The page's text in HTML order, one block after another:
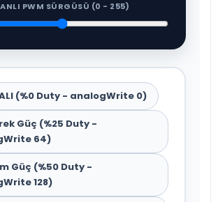
PWM SÜRGÜSÜ (0 - 255)
(%0 Duty - analogWrite 0)
Güç (%25 Duty -
64)
Güç (%50 Duty -
128)